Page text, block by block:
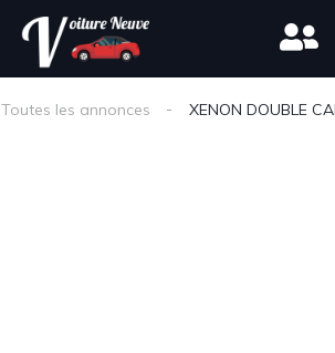
Toutes les annonces XENON DOUBLE